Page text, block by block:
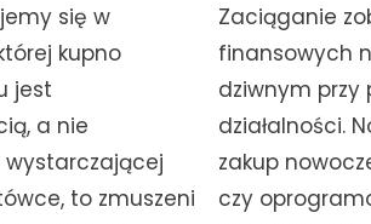
się w
kupno
jest
a nie
to zmuszeni
Zaciąganie
finansowych
dziwnym przy
działalności.
zakup
czy